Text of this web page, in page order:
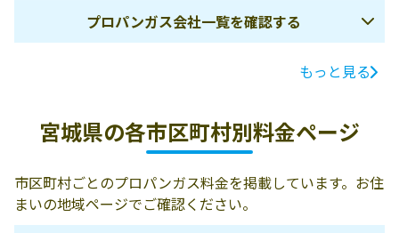
プロパンガス会社一覧を確認する
電話番号
ホームライフ東
城支店
宮城野区扇町3-
1-35
東横化学株式会
981-3608 黒川郡
もっと見る
宮城県の各市区町村別料金ページ
市区町村ごとのプロパンガス料金を掲載しています。お住
まいの地域ページでご確認ください。